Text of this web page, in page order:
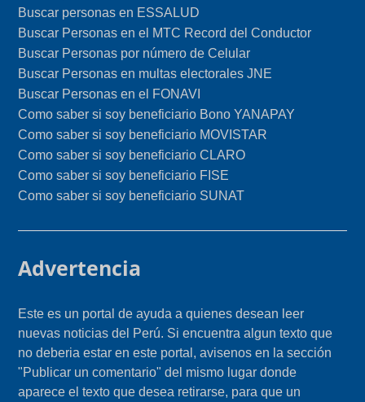
Buscar personas en ESSALUD
Buscar Personas en el MTC Record del Conductor
Buscar Personas por número de Celular
Buscar Personas en multas electorales JNE
Buscar Personas en el FONAVI
Como saber si soy beneficiario Bono YANAPAY
Como saber si soy beneficiario MOVISTAR
Como saber si soy beneficiario CLARO
Como saber si soy beneficiario FISE
Como saber si soy beneficiario SUNAT
Advertencia
Este es un portal de ayuda a quienes desean leer
nuevas noticias del Perú. Si encuentra algun texto que
no deberia estar en este portal, avisenos en la sección
"Publicar un comentario" del mismo lugar donde
aparece el texto que desea retirarse, para que un